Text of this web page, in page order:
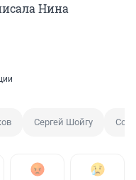
Нина
Сергей Шойгу